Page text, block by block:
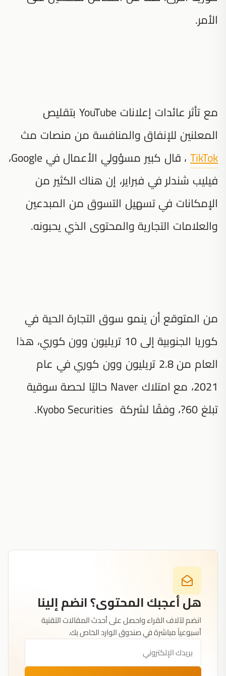
الأمر.
مع تأثر عائدات إعلانات YouTube بتقليص
المعلنين للإنفاق والمنافسة من منصات مث
TikTok
، قال كبير مسؤولي الأعمال في Google،
فيليب شندلر في فبراير، إن هناك الكثير من
الإمكانات في تسهيل التسوق من المبدعين
والعلامات التجارية والمحتوى الذي يحبونه.
من المتوقع أن ينمو سوق التجارة الحية في
كوريا الجنوبية إلى 10 تريليون وون كوري، هذا
العام من 2.8 تريليون وون كوري في عام
2021، مع امتلاك Naver حاليًا لحصة سوقية
تبلغ 60?، وفقًا لشركة Kyobo Securities.
هل أعجبك المحتوى؟ انضم إلينا
انضم لآلاف القراء واحصل على أحدث المقالات التقنية
أسبوعياً مباشرة في صندوق الوارد الخاص بك.